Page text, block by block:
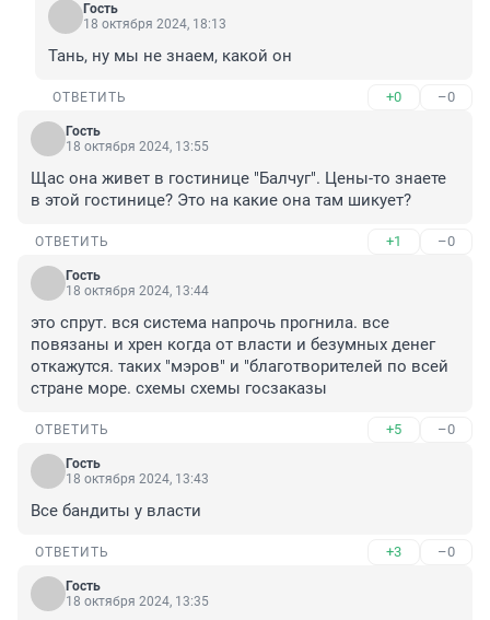
Гость
18 октября 2024, 18:13
Тань, ну мы не знаем, какой он
ОТВЕТИТЬ +0 –0
Гость
18 октября 2024, 13:55
Щас она живет в гостинице "Балчуг". Цены-то знаете
в этой гостинице? Это на какие она там шикует?
ОТВЕТИТЬ +1 –0
Гость
18 октября 2024, 13:44
это спрут. вся система напрочь прогнила. все
повязаны и хрен когда от власти и безумных денег
откажутся. таких "мэров" и "благотворителей по всей
стране море. схемы схемы госзаказы
ОТВЕТИТЬ +5 –0
Гость
18 октября 2024, 13:43
Все бандиты у власти
ОТВЕТИТЬ +3 –0
Гость
18 октября 2024, 13:35